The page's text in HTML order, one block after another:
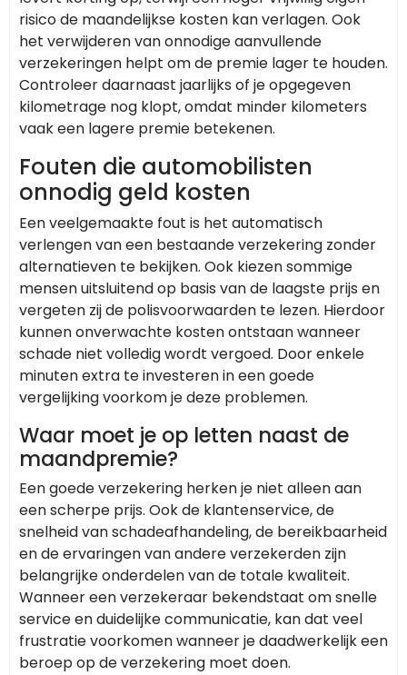
risico de maandelijkse kosten kan verlagen. Ook
het verwijderen van onnodige aanvullende
verzekeringen helpt om de premie lager te houden.
Controleer daarnaast jaarlijks of je opgegeven
kilometrage nog klopt, omdat minder kilometers
vaak een lagere premie betekenen.
Fouten die automobilisten
onnodig geld kosten
Een veelgemaakte fout is het automatisch
verlengen van een bestaande verzekering zonder
alternatieven te bekijken. Ook kiezen sommige
mensen uitsluitend op basis van de laagste prijs en
vergeten zij de polisvoorwaarden te lezen. Hierdoor
kunnen onverwachte kosten ontstaan wanneer
schade niet volledig wordt vergoed. Door enkele
minuten extra te investeren in een goede
vergelijking voorkom je deze problemen.
Waar moet je op letten naast de
maandpremie?
Een goede verzekering herken je niet alleen aan
een scherpe prijs. Ook de klantenservice, de
snelheid van schadeafhandeling, de bereikbaarheid
en de ervaringen van andere verzekerden zijn
belangrijke onderdelen van de totale kwaliteit.
Wanneer een verzekeraar bekendstaat om snelle
service en duidelijke communicatie, kan dat veel
frustratie voorkomen wanneer je daadwerkelijk een
beroep op de verzekering moet doen.